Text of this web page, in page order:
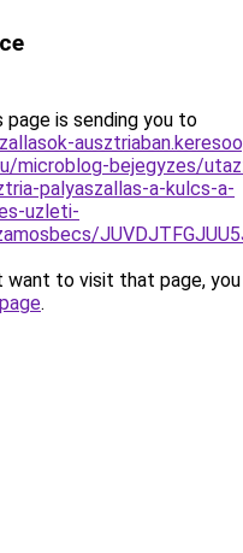
page is sending you to
microblog-bejegyzes/
palyaszallas-a-kulcs-a-
uzleti-
want to visit that page, you
.